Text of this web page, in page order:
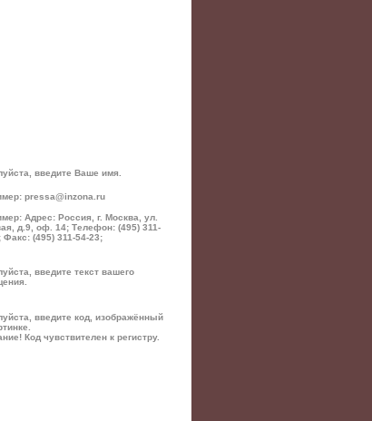
введите Ваше имя.
pressa@inzona.ru
Адрес: Россия, г. Москва, ул.
д.9, оф. 14; Телефон: (495) 311-
Факс: (495) 311-54-23;
введите текст вашего
введите код, изображённый
Код чувствителен к регистру.